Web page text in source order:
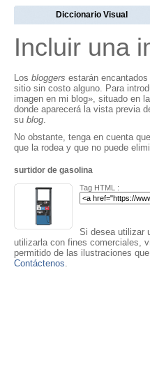
Diccionario Visual
Incluir una
Los bloggers estarán
sitio sin costo alguno. Para
imagen en mi blog», situado en
donde aparecerá la vista previa
su blog.
No obstante, tenga en cuenta
que la rodea y que no puede
surtidor de gasolina
Tag HTML :
Si desea utilizar
utilizarla con fines comerciales,
permitido de las ilustraciones
Contáctenos.